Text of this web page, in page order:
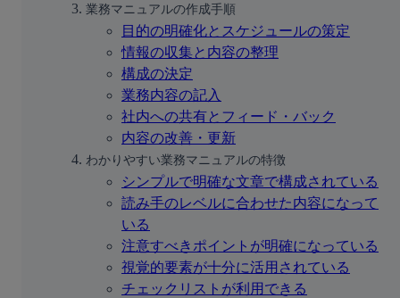
業務マニュアルの作成手順
目的の明確化とスケジュールの策定
情報の収集と内容の整理
構成の決定
業務内容の記入
社内への共有とフィード・バック
内容の改善・更新
わかりやすい業務マニュアルの特徴
シンプルで明確な文章で構成されている
読み手のレベルに合わせた内容になって
いる
注意すべきポイントが明確になっている
視覚的要素が十分に活用されている
チェックリストが利用できる